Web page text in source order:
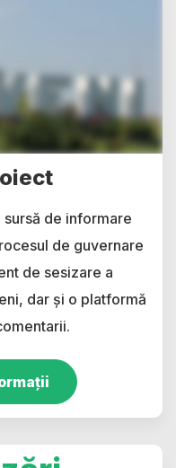
de informare
de guvernare
de sesizare a
dar și o platformă